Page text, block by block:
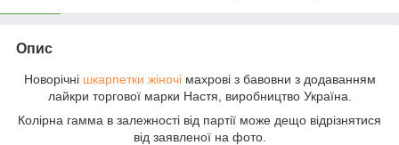
Опис
Новорічні шкарпетки жіночімахрові з бавовни з додаванням
лайкри торгової марки Настя, виробництво Україна.
Колірна гамма в залежності від партії може дещо відрізнятися
від заявленої на фото.